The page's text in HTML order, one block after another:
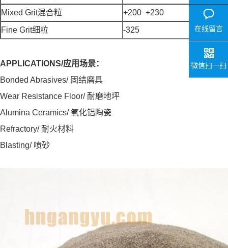
Mixed Grit混合粒
+200 +230
75
Fine Grit细粒
-325 45
APPLICATIONS/应用场景：
Bonded Abrasives/ 固结磨具
Wear Resistance Floor/ 耐磨地坪
Alumina Ceramics/ 氧化铝陶瓷
Refractory/ 耐火材料
Blasting/ 喷砂
在线留言
微信扫一扫